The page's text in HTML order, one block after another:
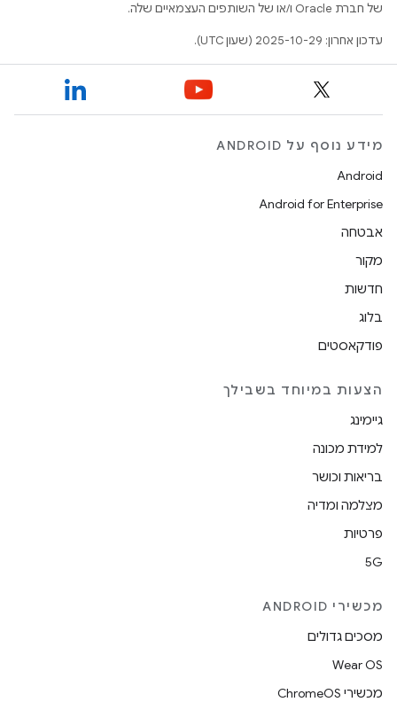
של חברת Oracle ו/או של השותפים העצמאיים שלה.
עדכון אחרון: 2025-10-29 (שעון UTC).
מידע נוסף על ANDROID
Android
Android for Enterprise
אבטחה
מקור
חדשות
בלוג
פודקאסטים
הצעות במיוחד בשבילך
גיימינג
למידת מכונה
בריאות וכושר
מצלמה ומדיה
פרטיות
5G
מכשירי ANDROID
מסכים גדולים
Wear OS
מכשירי ChromeOS